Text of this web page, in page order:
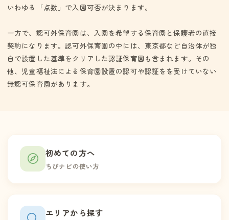
いわゆる「点数」で入園可否が決まります。
一方で、認可外保育園は、入園を希望する保育園と保護者の直接
契約になります。認可外保育園の中には、東京都など自治体が独
自で設置した基準をクリアした認証保育園も含まれます。その
他、児童福祉法による保育園設置の認可や認証をを受けていない
無認可保育園があります。
初めての方へ
ちびナビの使い方
エリアから探す